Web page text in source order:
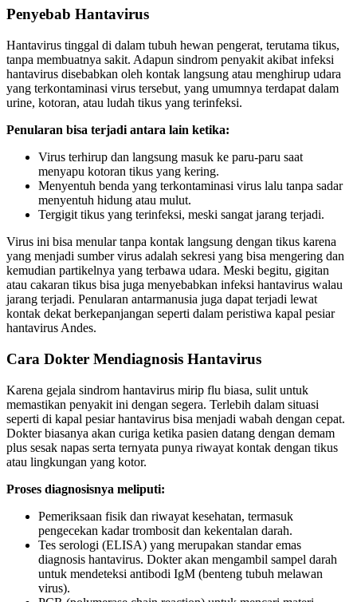
Penyebab Hantavirus
Hantavirus tinggal di dalam tubuh hewan pengerat, terutama tikus,
tanpa membuatnya sakit. Adapun sindrom penyakit akibat infeksi
hantavirus disebabkan oleh kontak langsung atau menghirup udara
yang terkontaminasi virus tersebut, yang umumnya terdapat dalam
urine, kotoran, atau ludah tikus yang terinfeksi.
Penularan bisa terjadi antara lain ketika:
Virus terhirup dan langsung masuk ke paru-paru saat
menyapu kotoran tikus yang kering.
Menyentuh benda yang terkontaminasi virus lalu tanpa sadar
menyentuh hidung atau mulut.
Tergigit tikus yang terinfeksi, meski sangat jarang terjadi.
Virus ini bisa menular tanpa kontak langsung dengan tikus karena
yang menjadi sumber virus adalah sekresi yang bisa mengering dan
kemudian partikelnya yang terbawa udara. Meski begitu, gigitan
atau cakaran tikus bisa juga menyebabkan infeksi hantavirus walau
jarang terjadi. Penularan antarmanusia juga dapat terjadi lewat
kontak dekat berkepanjangan seperti dalam peristiwa kapal pesiar
hantavirus Andes.
Cara Dokter Mendiagnosis Hantavirus
Karena gejala sindrom hantavirus mirip flu biasa, sulit untuk
memastikan penyakit ini dengan segera. Terlebih dalam situasi
seperti di kapal pesiar hantavirus bisa menjadi wabah dengan cepat.
Dokter biasanya akan curiga ketika pasien datang dengan demam
plus sesak napas serta ternyata punya riwayat kontak dengan tikus
atau lingkungan yang kotor.
Proses diagnosisnya meliputi:
Pemeriksaan fisik dan riwayat kesehatan, termasuk
pengecekan kadar trombosit dan kekentalan darah.
Tes serologi (ELISA) yang merupakan standar emas
diagnosis hantavirus. Dokter akan mengambil sampel darah
untuk mendeteksi antibodi IgM (benteng tubuh melawan
virus).